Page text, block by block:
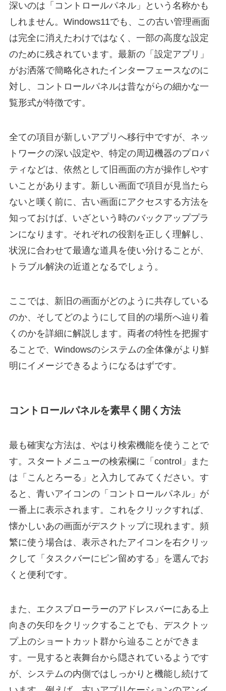
深いのは「コントロールパネル」という名称かも
しれません。Windows11でも、この古い管理画面
は完全に消えたわけではなく、一部の高度な設定
のために残されています。最新の「設定アプリ」
がお洒落で簡略化されたインターフェースなのに
対し、コントロールパネルは昔ながらの細かな一
覧形式が特徴です。
全ての項目が新しいアプリへ移行中ですが、ネッ
トワークの深い設定や、特定の周辺機器のプロパ
ティなどは、依然として旧画面の方が操作しやす
いことがあります。新しい画面で項目が見当たら
ないと嘆く前に、古い画面にアクセスする方法を
知っておけば、いざという時のバックアッププラ
ンになります。それぞれの役割を正しく理解し、
状況に合わせて最適な道具を使い分けることが、
トラブル解決の近道となるでしょう。
ここでは、新旧の画面がどのように共存している
のか、そしてどのようにして目的の場所へ辿り着
くのかを詳細に解説します。両者の特性を把握す
ることで、Windowsのシステムの全体像がより鮮
明にイメージできるようになるはずです。
コントロールパネルを素早く開く方法
最も確実な方法は、やはり検索機能を使うことで
す。スタートメニューの検索欄に「control」また
は「こんとろーる」と入力してみてください。す
ると、青いアイコンの「コントロールパネル」が
一番上に表示されます。これをクリックすれば、
懐かしいあの画面がデスクトップに現れます。頻
繁に使う場合は、表示されたアイコンを右クリッ
クして「タスクバーにピン留めする」を選んでお
くと便利です。
また、エクスプローラーのアドレスバーにある上
向きの矢印をクリックすることでも、デスクトッ
プ上のショートカット群から辿ることができま
す。一見すると表舞台から隠されているようです
が、システムの内側ではしっかりと機能し続けて